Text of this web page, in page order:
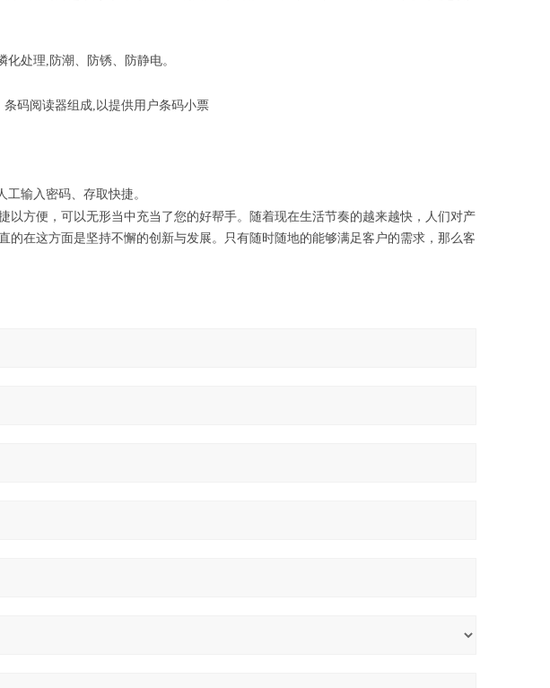
化处理, 防潮、防锈、防静电。
条码阅读器组成, 以提供用户条码小票
工输入密码、存取快捷。
以方便，可以无形当中充当了您的好帮手。随着现在生活节奏的越来越快，人们对产
的在这方面是坚持不懈的创新与发展。只有随时随地的能够满足客户的需求，那么客